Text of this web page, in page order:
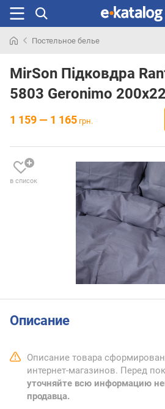
раньше
Постельное белье
MirSon Підковдра
5803 Geronimo
1 159 — 1 165 грн.
в список
Описание
Описание товара
интернет-магазинов. Перед
уточняйте всю информацию
продавца.